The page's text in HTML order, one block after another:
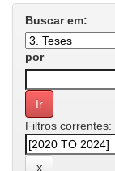
Buscar em:
por
Filtros correntes: